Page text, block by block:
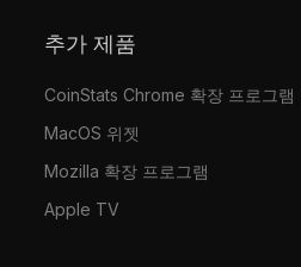
추가 제품
CoinStats Chrome 확장 프로그램
MacOS 위젯
Mozilla 확장 프로그램
Apple TV